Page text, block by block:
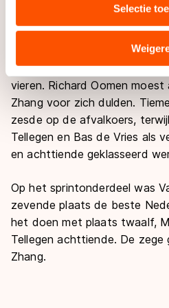
combineren met andere
verstrekt of die zij hebben
Sommige partners kunnen
landen buiten de EU, zoals de
adequaat beschermingsniveau
Door op ‘Toestaan’ te klikken,
overdracht. Meer informatie
Selectie
Bons en Steenkamp het
twaalfde, dertiende,
Bij de jongens viel er wel een
vieren. Richard Oomen moest
Zhang voor zich dulden.
zesde op de afvalkoers,
Tellegen en Bas de Vries als
en achttiende geklasseerd
Op het sprintonderdeel was
zevende plaats de beste
het doen met plaats twaalf,
Tellegen achttiende. De zege
Zhang.